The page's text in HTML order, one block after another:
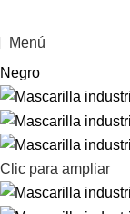
Menú
Negro
Clic para ampliar